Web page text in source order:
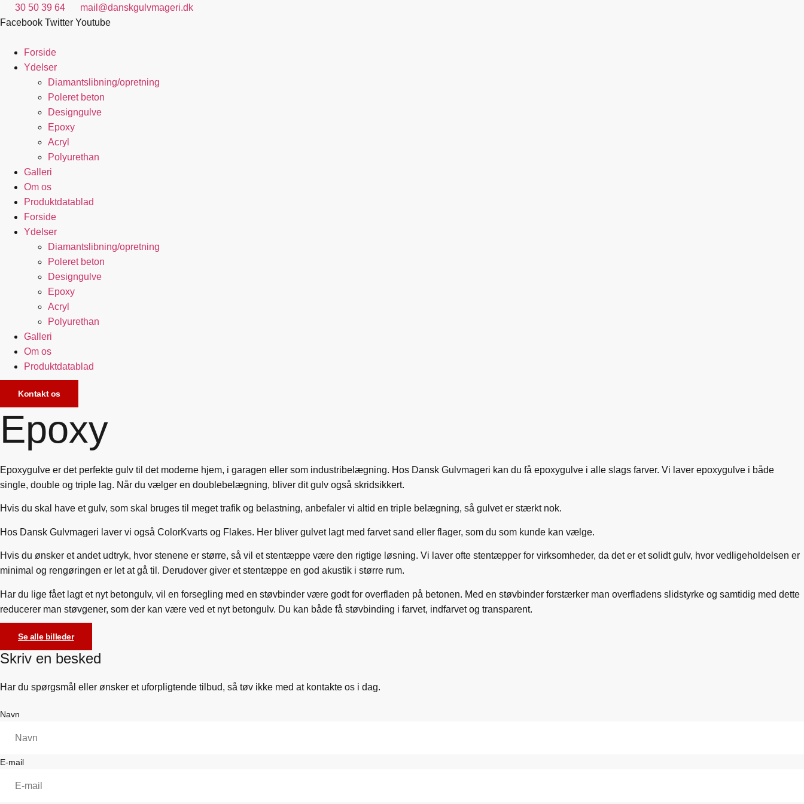
Videre
til
30 50 39 64
mail@danskgulvmageri.dk
Facebook Twitter Youtube
Forside
Ydelser
Diamantslibning/opretning
Poleret beton
Designgulve
Epoxy
Acryl
Polyurethan
Galleri
Om os
Produktdatablad
Forside
Ydelser
Diamantslibning/opretning
Poleret beton
Designgulve
Epoxy
Acryl
Polyurethan
Galleri
Om os
Produktdatablad
Kontakt os
Epoxy
Epoxygulve er det perfekte gulv til det moderne hjem, i garagen eller som industribelægning. Hos Dansk Gulvmageri kan du få epoxygulve i alle slags farver. Vi laver epoxygulve i både
single, double og triple lag. Når du vælger en doublebelægning, bliver dit gulv også skridsikkert.
Hvis du skal have et gulv, som skal bruges til meget trafik og belastning, anbefaler vi altid en triple belægning, så gulvet er stærkt nok.
Hos Dansk Gulvmageri laver vi også ColorKvarts og Flakes. Her bliver gulvet lagt med farvet sand eller flager, som du som kunde kan vælge.
Hvis du ønsker et andet udtryk, hvor stenene er større, så vil et stentæppe være den rigtige løsning. Vi laver ofte stentæpper for virksomheder, da det er et solidt gulv, hvor vedligeholdelsen er
minimal og rengøringen er let at gå til. Derudover giver et stentæppe en god akustik i større rum.
Har du lige fået lagt et nyt betongulv, vil en forsegling med en støvbinder være godt for overfladen på betonen. Med en støvbinder forstærker man overfladens slidstyrke og samtidig med dette
reducerer man støvgener, som der kan være ved et nyt betongulv. Du kan både få støvbinding i farvet, indfarvet og transparent.
Se alle billeder
Skriv en besked
Har du spørgsmål eller ønsker et uforpligtende tilbud, så tøv ikke med at kontakte os i dag.
Navn
E-mail